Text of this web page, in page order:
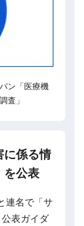
ン「医療機
査」
に係る情
を公表
連名で「サ
表ガイダ